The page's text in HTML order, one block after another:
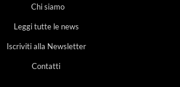
Chi siamo
Leggi tutte le news
Iscriviti alla Newsletter
Contatti